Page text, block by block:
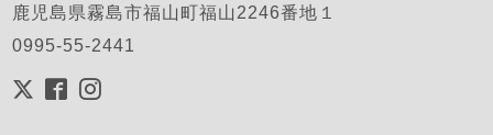
鹿児島県霧島市福山町福山2246番地１
0995-55-2441